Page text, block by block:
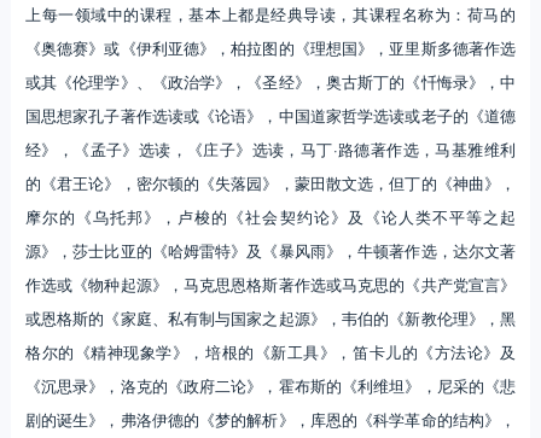
上每一领域中的课程，基本上都是经典导读，其课程名称为：荷马的
《奥德赛》或《伊利亚德》，柏拉图的《理想国》，亚里斯多德著作选
或其《伦理学》、《政治学》，《圣经》，奥古斯丁的《忏悔录》，中
国思想家孔子著作选读或《论语》，中国道家哲学选读或老子的《道德
经》，《孟子》选读，《庄子》选读，马丁·路德著作选，马基雅维利
的《君王论》，密尔顿的《失落园》，蒙田散文选，但丁的《神曲》，
摩尔的《乌托邦》，卢梭的《社会契约论》及《论人类不平等之起
源》，莎士比亚的《哈姆雷特》及《暴风雨》，牛顿著作选，达尔文著
作选或《物种起源》，马克思恩格斯著作选或马克思的《共产党宣言》
或恩格斯的《家庭、私有制与国家之起源》，韦伯的《新教伦理》，黑
格尔的《精神现象学》，培根的《新工具》，笛卡儿的《方法论》及
《沉思录》，洛克的《政府二论》，霍布斯的《利维坦》，尼采的《悲
剧的诞生》，弗洛伊德的《梦的解析》，库恩的《科学革命的结构》，